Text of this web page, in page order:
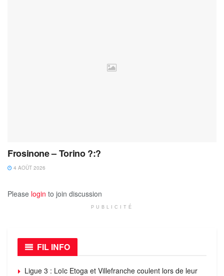
Frosinone – Torino ?:?
4 AOÛT 2026
Please login to join discussion
PUBLICITÉ
FIL INFO
Ligue 3 : Loïc Etoga et Villefranche coulent lors de leur